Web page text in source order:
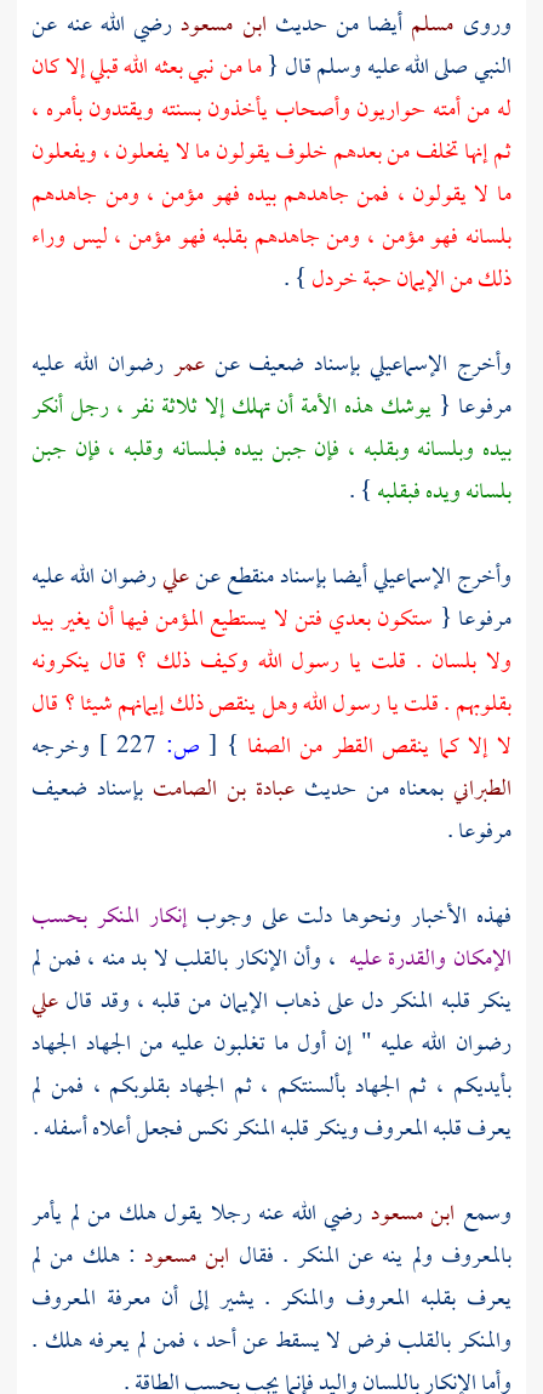
وروى مسلم أيضا من حديث ابن مسعودرضي الله عنه عن
النبي صلى الله عليه وسلم قال {ما من نبي بعثه الله قبلي إلا كان
له من أمته حواريون وأصحاب يأخذون بسنته ويقتدون بأمره ،
ثم إنها تخلف من بعدهم خلوف يقولون ما لا يفعلون ، ويفعلون
ما لا يقولون ، فمن جاهدهم بيده فهو مؤمن ، ومن جاهدهم
بلسانه فهو مؤمن ، ومن جاهدهم بقلبه فهو مؤمن ، ليس وراء
ذلك من الإيمان حبة خردل} .
وأخرج الإسماعيلي بإسناد ضعيف عنعمررضوان الله عليه
مرفوعا {يوشك هذه الأمة أن تهلك إلا ثلاثة نفر ، رجل أنكر
بيده وبلسانه وبقلبه ، فإن جبن بيده فبلسانه وقلبه ، فإن جبن
بلسانه ويده فبقلبه} .
وأخرجالإسماعيليأيضا بإسناد منقطع عنعليرضوان الله عليه
مرفوعا { ستكون بعدي فتن لا يستطيع المؤمن فيها أن يغير بيد
ولا بلسان . قلت يا رسول الله وكيف ذلك ؟ قال ينكرونه
بقلوبهم . قلت يا رسول الله وهل ينقص ذلك إيمانهم شيئا ؟ قال
لا إلا كما ينقص القطر من الصفا }
[ ص:
وخرجه
الطبرانيبمعناه من حديث عبادة بن الصامت بإسناد ضعيف
مرفوعا .
فهذه الأخبار ونحوها دلت على وجوبإنكار المنكر بحسب
الإمكان والقدرة عليه ، وأن الإنكار بالقلب لا بد منه ، فمن لم
ينكر قلبه المنكر دل على ذهاب الإيمان من قلبه ، وقد قالعلي
رضوان الله عليه " إن أول ما تغلبون عليه من الجهاد الجهاد
بأيديكم ، ثم الجهاد بألسنتكم ، ثم الجهاد بقلوبكم ، فمن لم
يعرف قلبه المعروف وينكر قلبه المنكر نكس فجعل أعلاه أسفله .
وسمع ابن مسعودرضي الله عنه رجلا يقول هلك من لم يأمر
بالمعروف ولم ينه عن المنكر . فقال ابن مسعود : هلك من لم
يعرف بقلبه المعروف والمنكر . يشير إلى أن معرفة المعروف
والمنكر بالقلب فرض لا يسقط عن أحد ، فمن لم يعرفه هلك .
وأما الإنكار باللسان واليد فإنما يجب بحسب الطاقة .